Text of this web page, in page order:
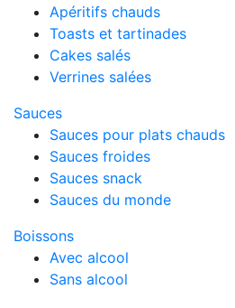
Apéritifs chauds
Toasts et tartinades
Cakes salés
Verrines salées
Sauces
Sauces pour plats chauds
Sauces froides
Sauces snack
Sauces du monde
Boissons
Avec alcool
Sans alcool